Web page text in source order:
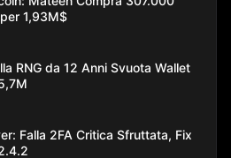
1,93M$
RNG da 12 Anni Svuota Wallet
Falla 2FA Critica Sfruttata, Fix